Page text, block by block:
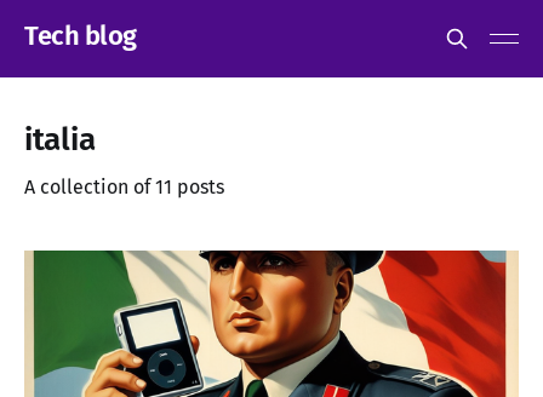
Tech blog
italia
A collection of 11 posts